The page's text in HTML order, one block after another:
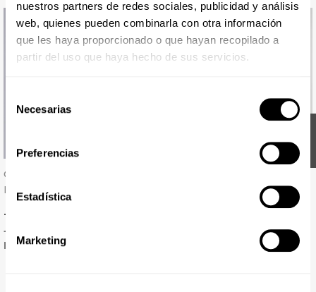
nuestros partners de redes sociales, publicidad y análisis
web, quienes pueden combinarla con otra información
que les haya proporcionado o que hayan recopilado a
partir del uso que haya hecho de sus servicios.
Necesarias
Preferencias
Estadística
Marketing
Casulla Poliéster Con
Bolsillo Low Cost - Gary's
Precio
11,53 € + IVA
+ 10 colores
Disponible 24 / 48 H
Blanca De Manga Corta
Con Corchetes Y Sin Cuello
Disponible 24 / 48 H